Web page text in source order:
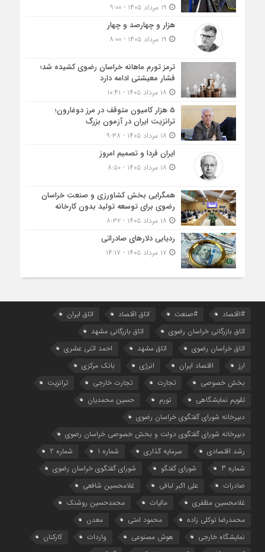
هزار و چهارصد و چهار
ترمز تورم ماهانه خراسان رضوی کشیده شد؛
فشار معیشتی ادامه دارد
5 هزار کامیون متوقف در مرز دوغارون؛
ترانزیت ایران در آزمون بزرگ
ایران فردا و تصمیم امروز
همگرایی بخش کشاورزی و صنعت خراسان
رضوی برای توسعه تولید بدون کارخانه
ردیابی دلارهای صادراتی
#اقتصاد #صنعت اتاق اقتصاد
اتاق ایران
اتاق بازرگانی خراسان رضوی
اتاق بازرگانی مشهد
اتاق خراسان رضوی
اتاق مشهد
احمد اثنی عشری
ارز
اقتصاد ایران انرژی
بانک مرکزی
بخش خصوصی
تجارت تجارت خارجی
ترانزیت
تقویم نمایشگاهی
تورم
حسین محمدیان
دبیرخانه شورای گفتگوی خراسان رضوی
دبیرخانه شورای گفتگوی دولت و بخش خصوصی خراسان رضوی
رشد اقتصادی
سرمایه گذاری شماره 1
شماره 2
شماره 3
شورای گفتگو
شورای گفتگوی خراسان رضوی
صادرات
علی اکبر لبافی
غلامحسین شافعی
غلامحسین مظفری
مالیات
محمدحسین روشنک
محمدرضا توکلی زاده
محمود امتی
معدن
نمایشگاه خارجی
هوش مصنوعی واردات
کارکنان